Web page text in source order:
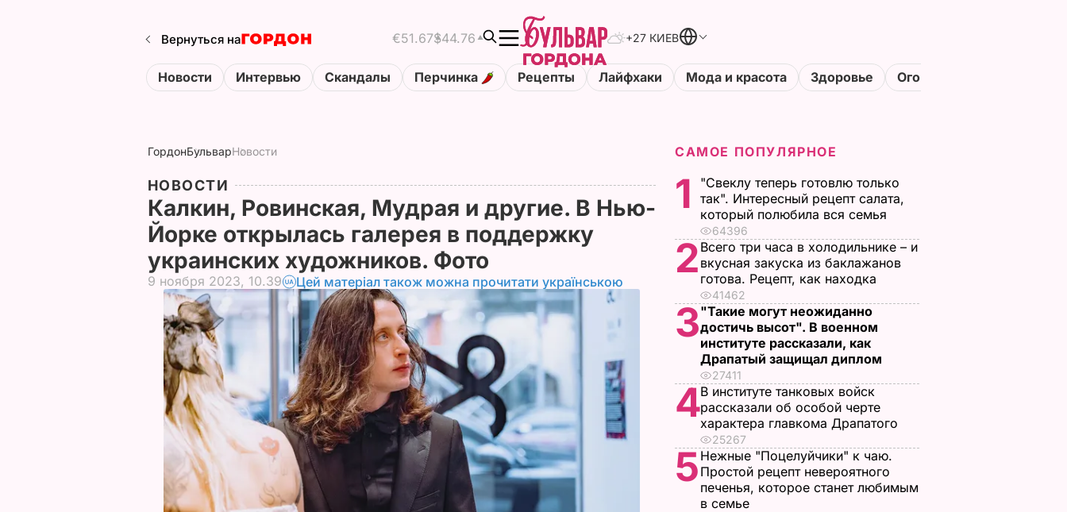
Вернуться на €51.67$44.76 +27 КИЕВ
Новости Интервью Скандалы Перчинка Рецепты Лайфхаки Мода и красота Здоровье Огороды
ГордонБульварНовости
НОВОСТИ
Калкин, Ровинская, Мудрая и другие. В Нью-
Йорке открылась галерея в поддержку
украинских художников. Фото
9 ноября 2023, 10.39 Цей матеріал також можна прочитати українською
САМОЕ ПОПУЛЯРНОЕ
1
"Свеклу теперь готовлю только
так". Интересный рецепт салата,
который полюбила вся семья
64396
2 Всего три часа в холодильнике – и
вкусная закуска из баклажанов
готова. Рецепт, как находка
41462
3"Такие могут неожиданно
достичь высот". В военном
институте рассказали, как
Драпатый защищал диплом
27411
4В институте танковых войск
рассказали об особой черте
характера главкома Драпатого
25267
5 Нежные "Поцелуйчики" к чаю.
Простой рецепт невероятного
печенья, которое станет любимым
в семье